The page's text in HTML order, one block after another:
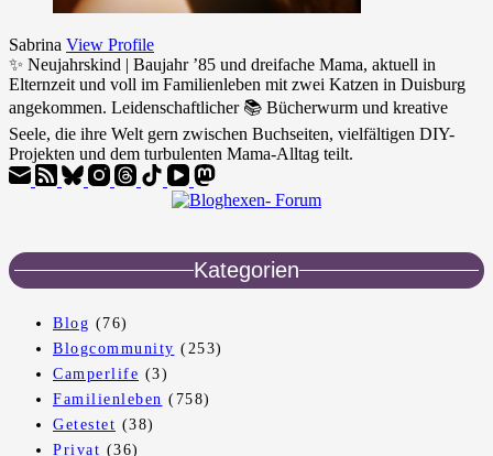
Sabrina View Profile
✨ Neujahrskind | Baujahr ’85 und dreifache Mama, aktuell in
Elternzeit und voll im Familienleben mit zwei Katzen in Duisburg
angekommen. Leidenschaftlicher 📚 Bücherwurm und kreative
Seele, die ihre Welt gern zwischen Buchseiten, vielfältigen DIY-
Projekten und dem turbulenten Mama-Alltag teilt.
Kategorien
Blog (76)
Blogcommunity (253)
Camperlife (3)
Familienleben (758)
Getestet (38)
Privat (36)